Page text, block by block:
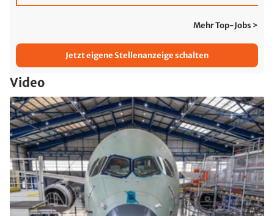
Mehr Top-Jobs >
Jetzt eigene Stellenanzeige schalten
Video